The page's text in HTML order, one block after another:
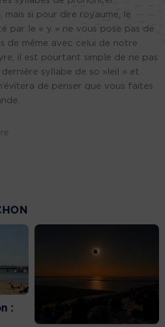
si pour dire royaume, le
par le « y » ne vous pose pas de
de même avec celui de notre
il est pourtant simple de ne pas
syllabe de so »leil » et
de penser que vous faites
: